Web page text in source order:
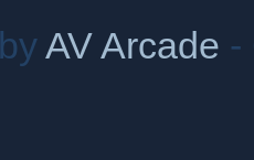
AV Arcade -